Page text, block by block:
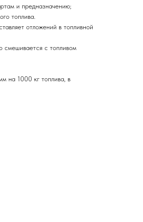
и предназначению;
топлива.
отложений в топливной
смешивается с топливом
на 1000 кг топлива, в